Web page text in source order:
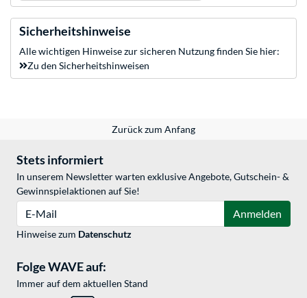
Sicherheitshinweise
Alle wichtigen Hinweise zur sicheren Nutzung finden Sie hier:
Zu den Sicherheitshinweisen
Zurück zum Anfang
Stets informiert
In unserem Newsletter warten exklusive Angebote, Gutschein- &
Gewinnspielaktionen auf Sie!
Anmelden
Hinweise zum Datenschutz
Folge WAVE auf:
Immer auf dem aktuellen Stand